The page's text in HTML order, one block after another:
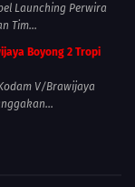
Launching Perwira
Tim...
Boyong 2 Tropi
V/Brawijaya